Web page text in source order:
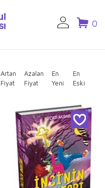
0
Artan
Fiyat
Azalan
Fiyat
En
Yeni
En
Eski